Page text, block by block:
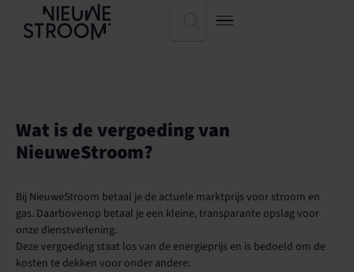
Wat is de vergoeding van
NieuweStroom?
Bij NieuweStroom betaal je de actuele marktprijs voor stroom en
gas. Daarbovenop betaal je een kleine, transparante opslag voor
onze dienstverlening.
Deze vergoeding staat los van de energieprijs en is bedoeld om de
kosten te dekken voor onder andere: